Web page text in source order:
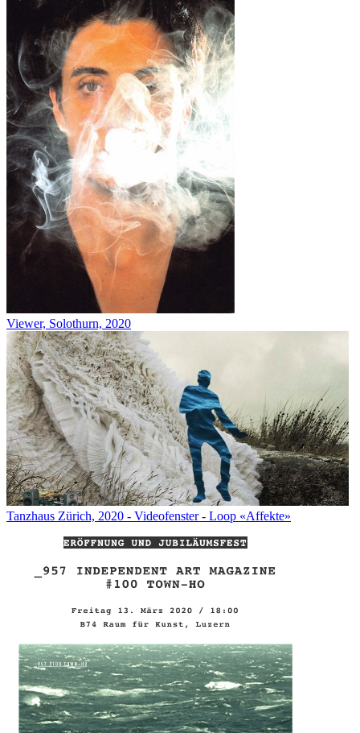
Viewer, Solothurn, 2020
Tanzhaus Zürich, 2020 - Videofenster - Loop «Affekte»